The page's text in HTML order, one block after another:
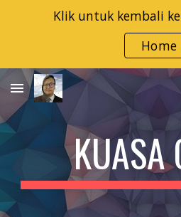
Klik untuk kembali
Home
KUASA